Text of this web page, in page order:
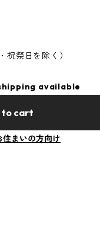
祝祭日を除く）
available
to cart
住まいの方向け